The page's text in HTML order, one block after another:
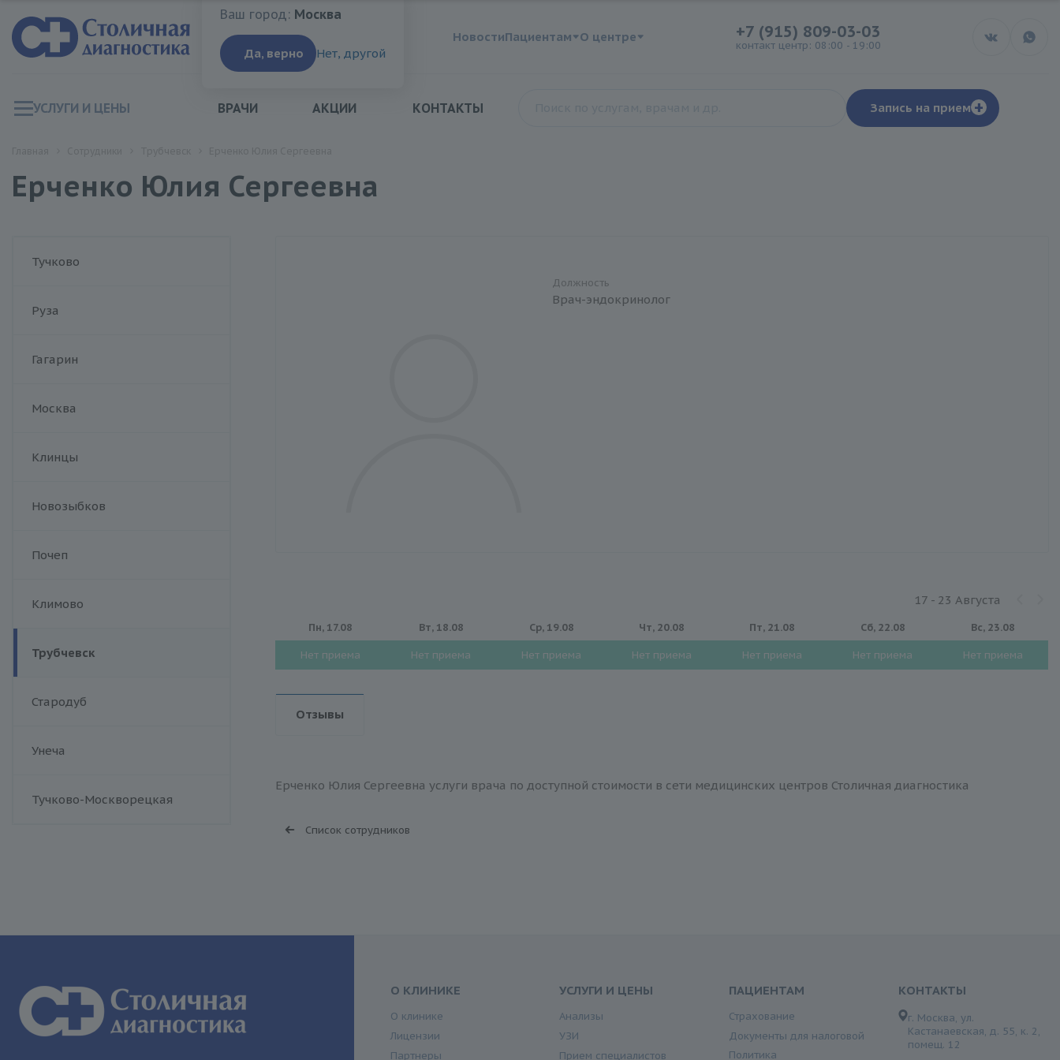
Ваш город:Москва
Ваш город: Москва
Да, верно Нет, другой
НовостиПациентам О центре +7 (915) 809-03-03
контакт центр: 08:00 - 19:00
УСЛУГИ И ЦЕНЫ ВРАЧИ АКЦИИ КОНТАКТЫ Запись на прием +
Ерченко Юлия Сергеевна
Тучково
Руза
Гагарин
Москва
Клинцы
Новозыбков
Почеп
Климово
Трубчевск
Стародуб
Унеча
Тучково-Москворецкая
Должность
Врач-эндокринолог
17 - 23 Августа
Пн, 17.08
Нет приема
Вт, 18.08
Нет приема
Ср, 19.08
Нет приема
Чт, 20.08
Нет приема
Пт, 21.08
Нет приема
Сб, 22.08
Нет приема
Вс, 23.08
Нет приема
Отзывы
Ерченко Юлия Сергеевна услуги врача по доступной стоимости в сети медицинских центров Столичная диагностика
Список сотрудников
О КЛИНИКЕ
О клинике
Лицензии
Партнеры
УСЛУГИ И ЦЕНЫ
Анализы
УЗИ
Прием специалистов
ПАЦИЕНТАМ
Страхование
Документы для налоговой
Политика
КОНТАКТЫ
г. Москва, ул.
Кастанаевская, д. 55, к. 2,
помещ. 12